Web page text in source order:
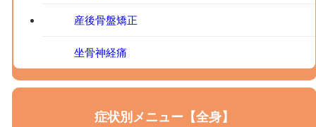
産後骨盤矯正
坐骨神経痛
症状別メニュー【全身】